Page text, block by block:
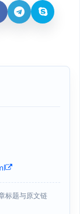
标题与原文链